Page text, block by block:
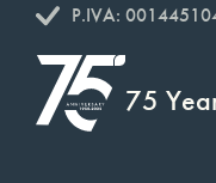
P.IVA:
75